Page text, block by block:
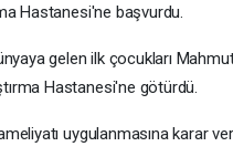
Hastanesi'ne başvurdu.
gelen ilk çocukları
Hastanesi'ne götürdü.
uygulanmasına karar